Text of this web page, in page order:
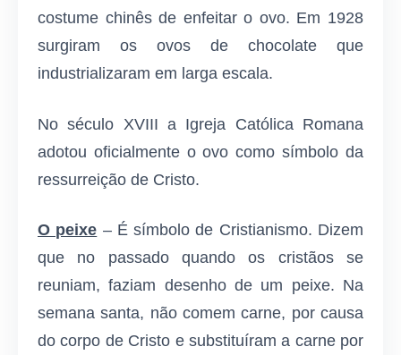
costume chinês de enfeitar o ovo. Em 1928
surgiram os ovos de chocolate que
industrializaram em larga escala.
No século XVIII a Igreja Católica Romana
adotou oficialmente o ovo como símbolo da
ressurreição de Cristo.
O peixe – É símbolo de Cristianismo. Dizem
que no passado quando os cristãos se
reuniam, faziam desenho de um peixe. Na
semana santa, não comem carne, por causa
do corpo de Cristo e substituíram a carne por